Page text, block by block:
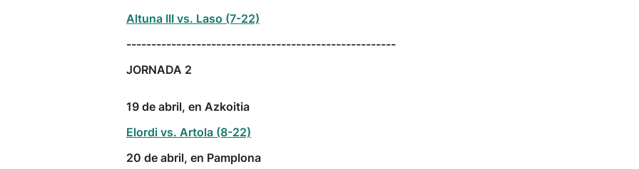
Altuna III vs. Laso (7-22)
------------------------------------------------------
JORNADA 2
19 de abril, en Azkoitia
Elordi vs. Artola (8-22)
20 de abril, en Pamplona